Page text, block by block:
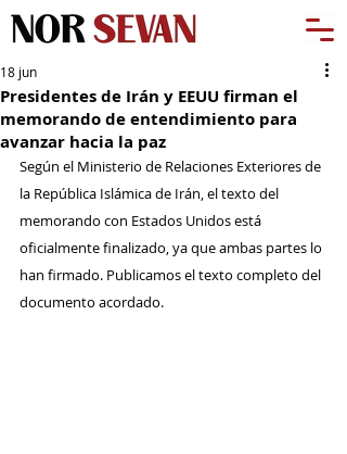
Presidentes de Irán y EEUU firman el
memorando de entendimiento para
avanzar hacia la paz
18 jun
Según el Ministerio de Relaciones Exteriores de
la República Islámica de Irán, el texto del
memorando con Estados Unidos está
oficialmente finalizado, ya que ambas partes lo
han firmado. Publicamos el texto completo del
documento acordado.